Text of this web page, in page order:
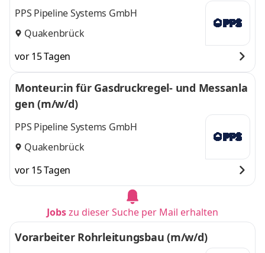
PPS Pipeline Systems GmbH
Quakenbrück
vor 15 Tagen
Monteur:in für Gasdruckregel- und Messanla
gen (m/w/d)
PPS Pipeline Systems GmbH
Quakenbrück
vor 15 Tagen
Jobszu dieser Suche per Mail erhalten
Vorarbeiter Rohrleitungsbau (m/w/d)